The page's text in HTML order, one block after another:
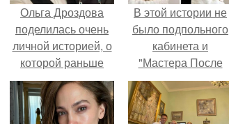
Ольга Дроздова
поделилась очень
личной историей, о
которой раньше
почти не говорила.
В этой истории не
было подпольного
кабинета и
"Мастера После
Двухнедельных
Курсов".